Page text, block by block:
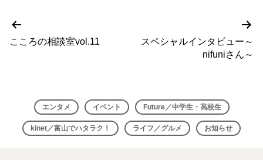
投
稿
の
投
こころの相談室vol.11
次
投
稿
スペシャルインタビュー～
nifuniさん～
エンタメ イベント Future／中学生・高校生
kinet／富山でハタラク！ ライフ／グルメ お知らせ